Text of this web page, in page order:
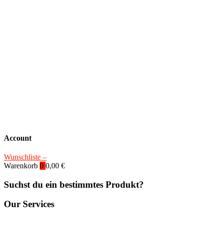
Account
Wunschliste –
Warenkorb 0 0,00 €
Suchst du ein bestimmtes Produkt?
Our Services